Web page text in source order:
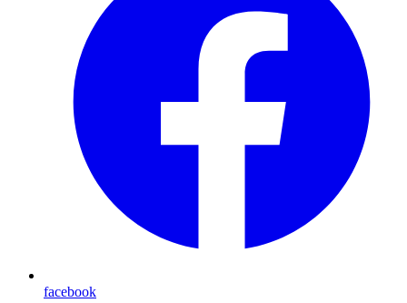
facebook